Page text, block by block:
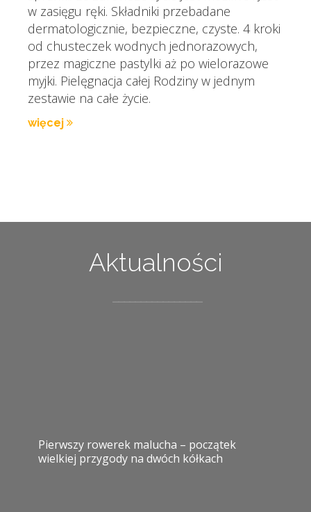
w zasięgu ręki. Składniki przebadane
dermatologicznie, bezpieczne, czyste. 4 kroki
od chusteczek wodnych jednorazowych,
przez magiczne pastylki aż po wielorazowe
myjki. Pielęgnacja całej Rodziny w jednym
zestawie na całe życie.
więcej
Aktualności
Pierwszy rowerek malucha – początek
wielkiej przygody na dwóch kółkach